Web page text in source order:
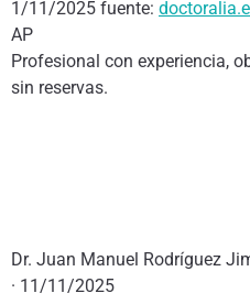
1/11/2025 fuente:
AP
Profesional con experiencia,
sin reservas.
Dr. Juan Manuel Rodríguez
· 11/11/2025